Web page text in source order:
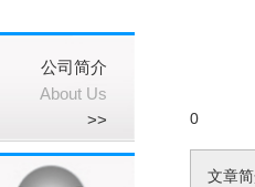
公司简介
About Us
>>
0
文章简